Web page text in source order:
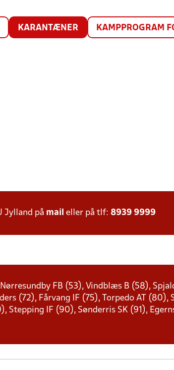
KARANTÆNER KAMPPROGRAM
Jylland på mail eller på tlf: 8939 9999
FB (53), Vindblæs B (58),
(72), Fårvang IF (75), Torpedo AT (80),
Stepping IF (90), Sønderris SK (91),